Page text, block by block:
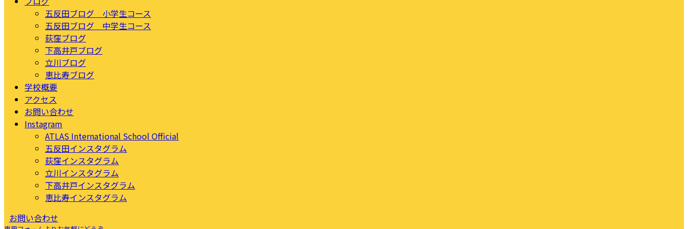
五反田ブログ 小学生コース
五反田ブログ 中学生コース
荻窪ブログ
下高井戸ブログ
立川ブログ
恵比寿ブログ
学校概要
アクセス
お問い合わせ
Instagram
ATLAS International School Official
五反田インスタグラム
荻窪インスタグラム
立川インスタグラム
下高井戸インスタグラム
恵比寿インスタグラム
お問い合わせ